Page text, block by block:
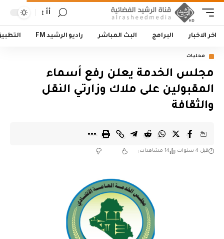
أأ
اخر الاخبار البرامج البث المباشر راديو الرشيد FM
محليات
مجلس الخدمة يعلن رفع أسماء
المقبولين على ملاك وزارتي النقل
والثقافة
قبل 4 سنوات 14 مشاهدات